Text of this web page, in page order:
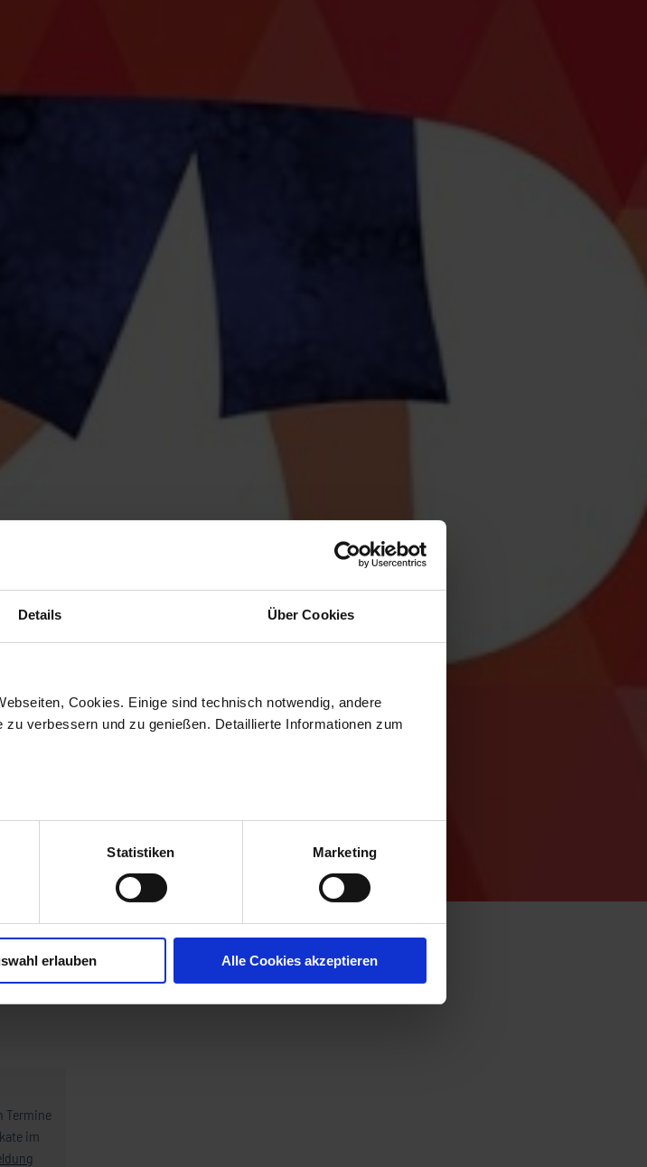
Details Über Cookies
Cookies. Einige sind technisch notwendig, andere
verbessern und zu genießen. Detaillierte Informationen zum
Statistiken Marketing
erlauben Alle Cookies akzeptieren
KoKiTa A-Z KOKITA A-Z
Termine
im